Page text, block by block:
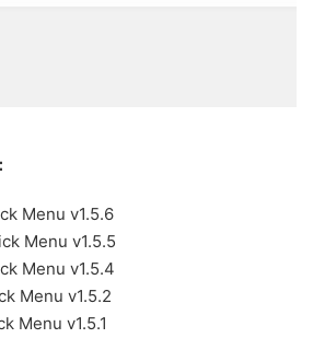
Menu v1.5.6
Menu v1.5.5
Menu v1.5.4
Menu v1.5.2
Menu v1.5.1